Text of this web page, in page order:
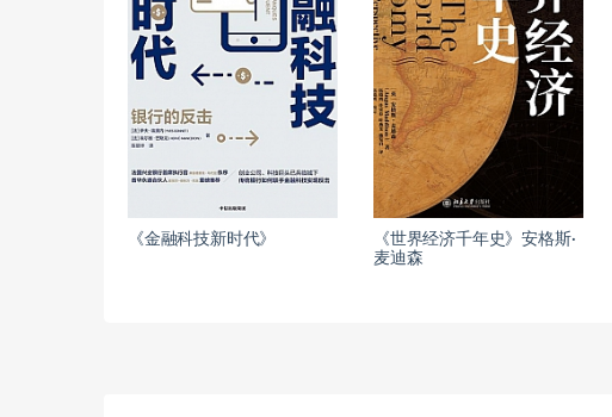
《金融科技新时代》
《世界经济千年史》安格斯·
麦迪森